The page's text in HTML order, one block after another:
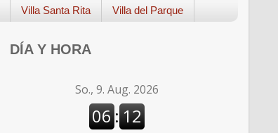
Villa Santa Rita Villa del Parque
DÍA Y HORA